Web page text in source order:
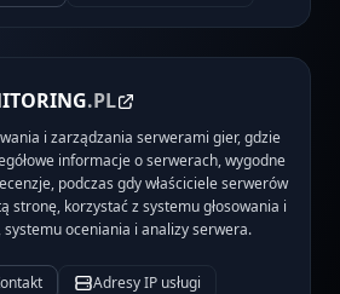
.PL
i zarządzania serwerami gier, gdzie
informacje o serwerach, wygodne
podczas gdy właściciele serwerów
stronę, korzystać z systemu głosowania i
systemu oceniania i analizy serwera.
Adresy IP usługi